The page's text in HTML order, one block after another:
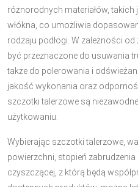
różnorodnych materiałów,
włókna, co umożliwia
rodzaju podłogi. W zależności
być przeznaczone do usuwania
także do polerowania i
jakość wykonania oraz
szczotki talerzowe są
użytkowaniu.
Wybierając szczotki talerzowe,
powierzchni, stopień
czyszczącej, z którą będą